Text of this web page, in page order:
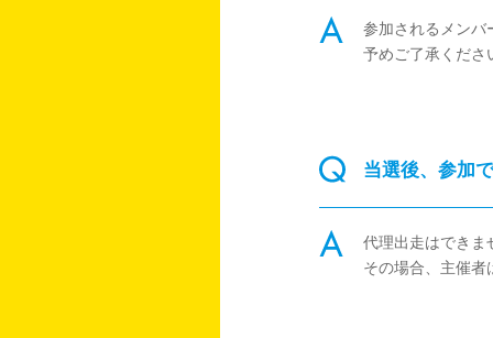
参加されるメンバ
予めご了承くださ
当選後、参加
代理出走はできま
その場合、主催者